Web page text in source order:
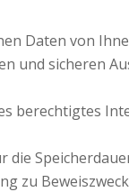
Daten von
und sicheren
berechtigtes
zu